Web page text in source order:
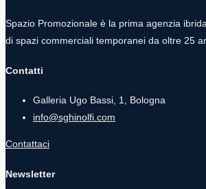
Spazio Promozionale è la prima agenzia
di spazi commerciali temporanei da oltre 25
Contatti
Galleria Ugo Bassi, 1, Bologna
info@sghinolfi.com
Contattaci
Newsletter